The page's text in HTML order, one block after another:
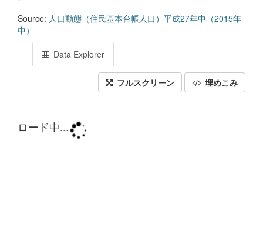
Source: 人口動態（住民基本台帳人口）平成27年中（2015年
中）
Data Explorer
フルスクリーン 埋めこみ